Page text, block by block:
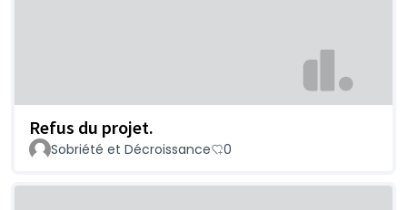
Refus du projet.
Sobriété et Décroissance 0